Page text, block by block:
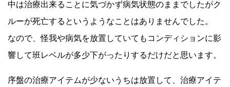
中は治療出来ることに気づかず病気状態のままでしたがク
ルーが死亡するというようなことはありませんでした。
なので、怪我や病気を放置していてもコンディションに影
響して班レベルが多少下がったりするだけだと思います。
序盤の治療アイテムが少ないうちは放置して、治療アイテ